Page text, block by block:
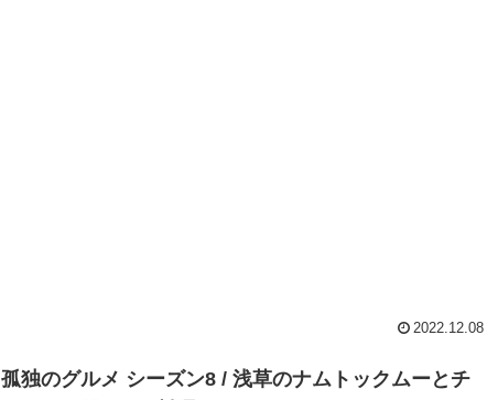
2022.12.08
孤独のグルメ シーズン8 / 浅草のナムトックムーとチ